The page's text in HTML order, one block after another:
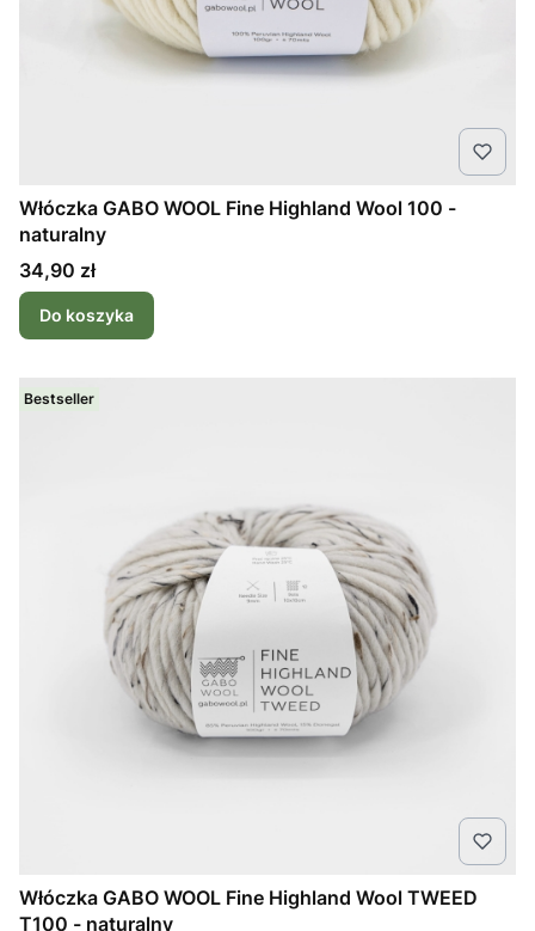
Włóczka GABO WOOL Fine Highland Wool 100 -
naturalny
Cena
34,90 zł
Do koszyka
Bestseller
Włóczka GABO WOOL Fine Highland Wool TWEED
T100 - naturalny